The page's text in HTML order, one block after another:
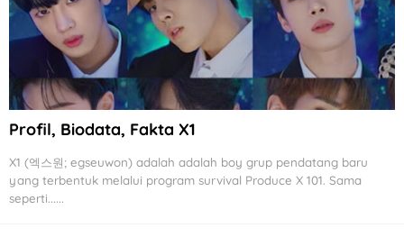
Profil, Biodata, Fakta X1
X1 (엑스원; egseuwon) adalah adalah boy grup pendatang baru
yang terbentuk melalui program survival Produce X 101. Sama
seperti......